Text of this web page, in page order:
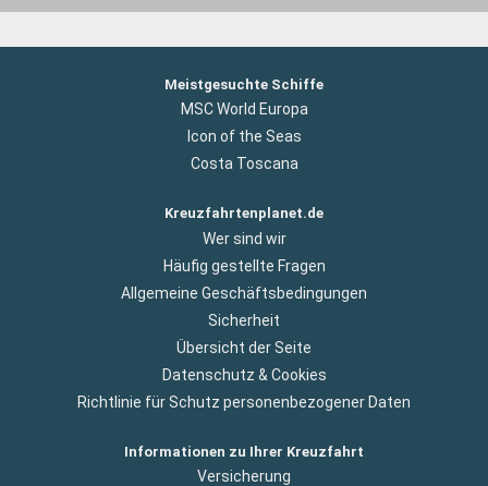
Meistgesuchte Schiffe
MSC World Europa
Icon of the Seas
Costa Toscana
Kreuzfahrtenplanet.de
Wer sind wir
Häufig gestellte Fragen
Allgemeine Geschäftsbedingungen
Sicherheit
Übersicht der Seite
Datenschutz & Cookies
Richtlinie für Schutz personenbezogener Daten
Informationen zu Ihrer Kreuzfahrt
Versicherung